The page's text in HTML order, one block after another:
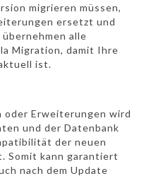
migrieren müssen,
ersetzt und
alle
Migration, damit Ihre
ist.
oder Erweiterungen wird
und der Datenbank
der neuen
Somit kann garantiert
nach dem Update